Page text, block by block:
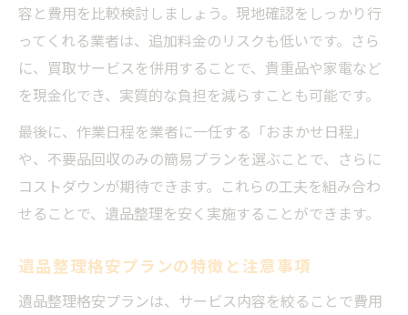
容と費用を比較検討しましょう。現地確認をしっかり行
ってくれる業者は、追加料金のリスクも低いです。さら
に、買取サービスを併用することで、貴重品や家電など
を現金化でき、実質的な負担を減らすことも可能です。
最後に、作業日程を業者に一任する「おまかせ日程」
や、不要品回収のみの簡易プランを選ぶことで、さらに
コストダウンが期待できます。これらの工夫を組み合わ
せることで、遺品整理を安く実施することができます。
遺品整理格安プランの特徴と注意事項
遺品整理格安プランは、サービス内容を絞ることで費用